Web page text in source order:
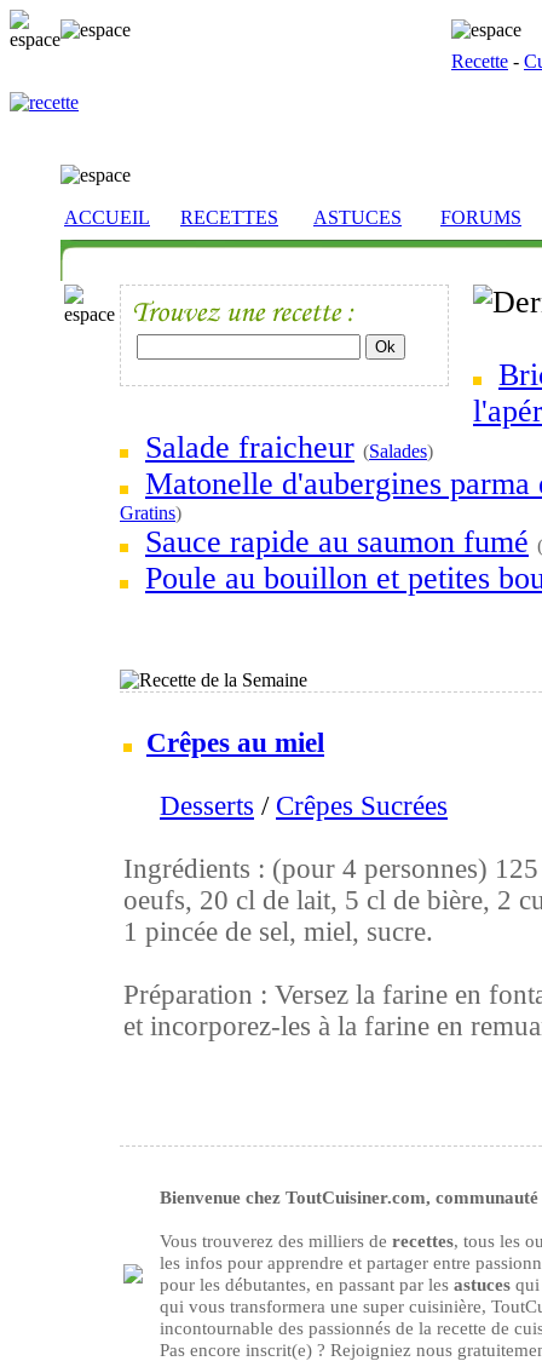
Recette -
ACCUEIL RECETTES ASTUCES FORUMS
Salade fraicheur (Salades)
Matonelle d'aubergines
Gratins)
Sauce rapide au saumon fumé (
Poule au bouillon et petites
Crêpes au miel
Desserts / Crêpes Sucrées
Ingrédients : (pour 4 personnes)
oeufs, 20 cl de lait, 5 cl de bière, 2
1 pincée de sel, miel, sucre.
Préparation : Versez la farine en
et incorporez-les à la farine en
Bienvenue chez ToutCuisiner.com, communauté
Vous trouverez des milliers de recettes, tous les
les infos pour apprendre et partager entre
pour les débutantes, en passant par les astuces qui
qui vous transformera une super cuisinière,
incontournable des passionnés de la recette de
Pas encore inscrit(e) ? Rejoigniez nous